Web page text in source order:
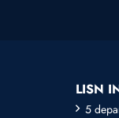
LISN
5